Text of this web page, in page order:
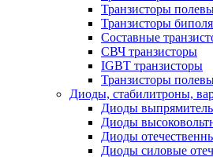
Транзисторы
Транзисторы
Составные
СВЧ транзисторы
IGBT транзисторы
Транзисторы
Диоды, стабилитроны,
Диоды
Диоды
Диоды
Диоды силовые